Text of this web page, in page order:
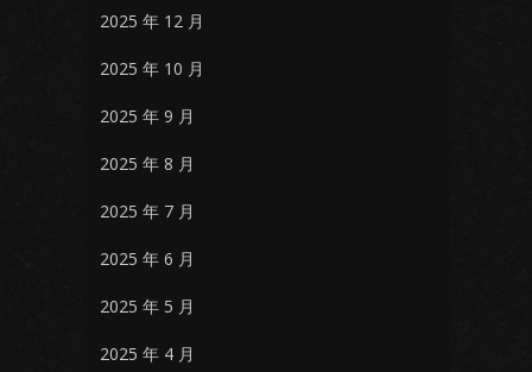
2025 年 12 月
2025 年 10 月
2025 年 9 月
2025 年 8 月
2025 年 7 月
2025 年 6 月
2025 年 5 月
2025 年 4 月